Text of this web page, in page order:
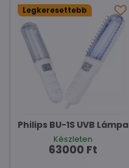
Legkeresettebb
Philips BU-1S UVB Lámpa
Készleten
63000 Ft